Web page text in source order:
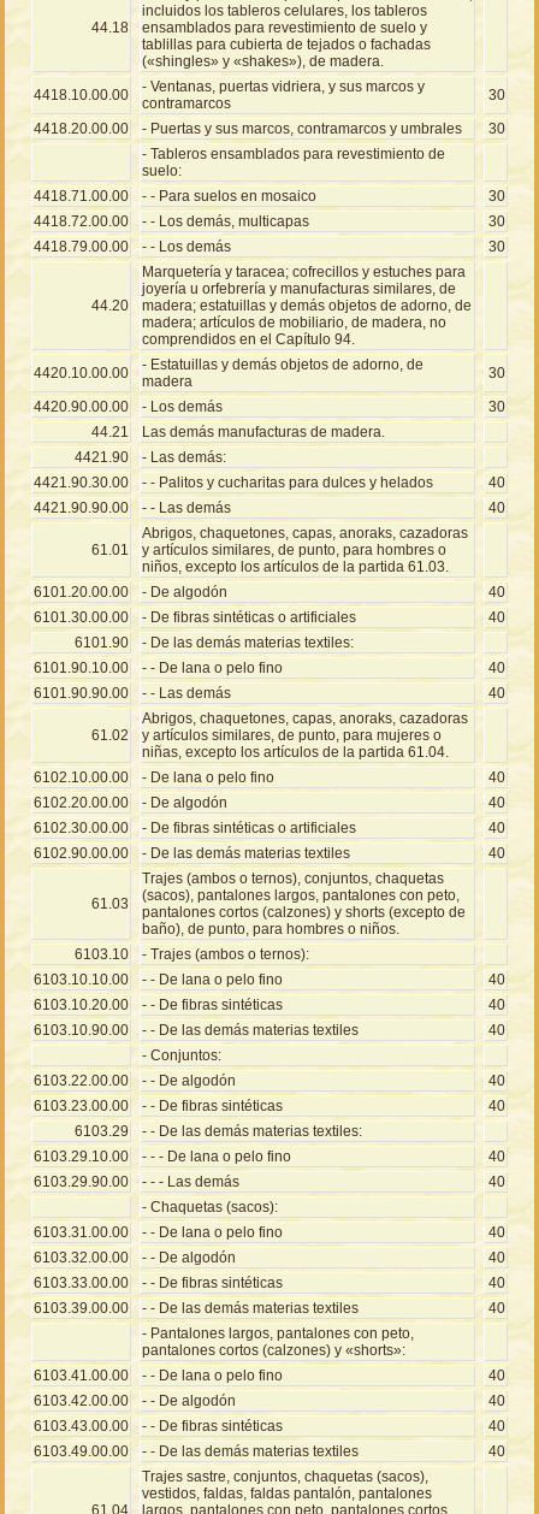
44.18
incluidos los tableros celulares, los tableros
ensamblados para revestimiento de suelo y
tablillas para cubierta de tejados o fachadas
(«shingles» y «shakes»), de madera.
4418.10.00.00
- Ventanas, puertas vidriera, y sus marcos y
contramarcos
30
4418.20.00.00
- Puertas y sus marcos, contramarcos y umbrales
30
- Tableros ensamblados para revestimiento de
suelo:
4418.71.00.00
- - Para suelos en mosaico
30
4418.72.00.00
- - Los demás, multicapas
30
4418.79.00.00
- - Los demás 30
44.20
Marquetería y taracea; cofrecillos y estuches para
joyería u orfebrería y manufacturas similares, de
madera; estatuillas y demás objetos de adorno, de
madera; artículos de mobiliario, de madera, no
comprendidos en el Capítulo 94.
4420.10.00.00
- Estatuillas y demás objetos de adorno, de
madera
30
4420.90.00.00
- Los demás
30
44.21
Las demás manufacturas de madera.
4421.90
- Las demás:
4421.90.30.00
- - Palitos y cucharitas para dulces y helados
40
4421.90.90.00
- - Las demás 40
61.01
Abrigos, chaquetones, capas, anoraks, cazadoras
y artículos similares, de punto, para hombres o
niños, excepto los artículos de la partida 61.03.
6101.20.00.00
- De algodón
40
6101.30.00.00
- De fibras sintéticas o artificiales
40
6101.90
- De las demás materias textiles:
6101.90.10.00
- - De lana o pelo fino
40
6101.90.90.00
- - Las demás 40
61.02
Abrigos, chaquetones, capas, anoraks, cazadoras
y artículos similares, de punto, para mujeres o
niñas, excepto los artículos de la partida 61.04.
6102.10.00.00
- De lana o pelo fino
40
6102.20.00.00
- De algodón
40
6102.30.00.00
- De fibras sintéticas o artificiales
40
6102.90.00.00
- De las demás materias textiles 40
61.03
Trajes (ambos o ternos), conjuntos, chaquetas
(sacos), pantalones largos, pantalones con peto,
pantalones cortos (calzones) y shorts (excepto de
baño), de punto, para hombres o niños.
6103.10
- Trajes (ambos o ternos):
6103.10.10.00
- - De lana o pelo fino
40
6103.10.20.00
- - De fibras sintéticas
40
6103.10.90.00
- - De las demás materias textiles
40
- Conjuntos:
6103.22.00.00
- - De algodón
40
6103.23.00.00
- - De fibras sintéticas
40
6103.29
- - De las demás materias textiles:
6103.29.10.00
- - - De lana o pelo fino
40
6103.29.90.00
- - - Las demás
40
- Chaquetas (sacos):
6103.31.00.00
- - De lana o pelo fino
40
6103.32.00.00
- - De algodón
40
6103.33.00.00
- - De fibras sintéticas
40
6103.39.00.00
- - De las demás materias textiles
40
- Pantalones largos, pantalones con peto,
pantalones cortos (calzones) y «shorts»:
6103.41.00.00
- - De lana o pelo fino
40
6103.42.00.00
- - De algodón
40
6103.43.00.00
- - De fibras sintéticas
40
6103.49.00.00
- - De las demás materias textiles 40
61.04
Trajes sastre, conjuntos, chaquetas (sacos),
vestidos, faldas, faldas pantalón, pantalones
largos, pantalones con peto, pantalones cortos